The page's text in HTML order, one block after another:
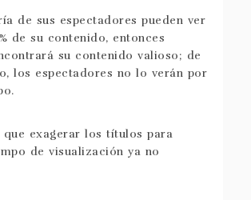
de sus espectadores pueden ver
de su contenido, entonces
su contenido valioso; de
los espectadores no lo verán por
que exagerar los títulos para
de visualización ya no